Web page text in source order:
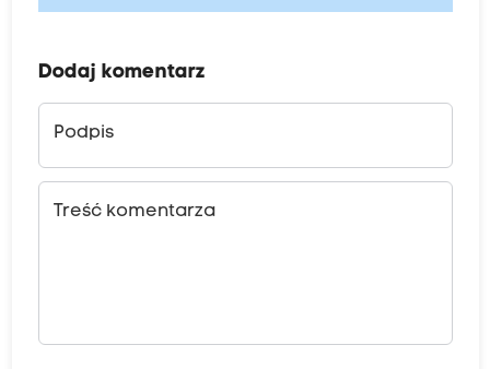
Dodaj komentarz
Podpis
Treść komentarza